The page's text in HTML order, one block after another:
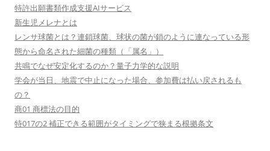
特許出願書類作成支援AIサービス
新生児メレナとは
レンサ球菌とは？連鎖球菌、球状の菌が鎖のように連なっている形
態から命名された細菌の種類（「属名」）
共鳴でなぜ安定化するのか？量子力学的な説明
学会が当日、地震で中止になった場合、参加費は払い戻されるも
の？
商01 商標法の目的
特017の2 補正できる範囲がタイミングで狭まる根拠条文